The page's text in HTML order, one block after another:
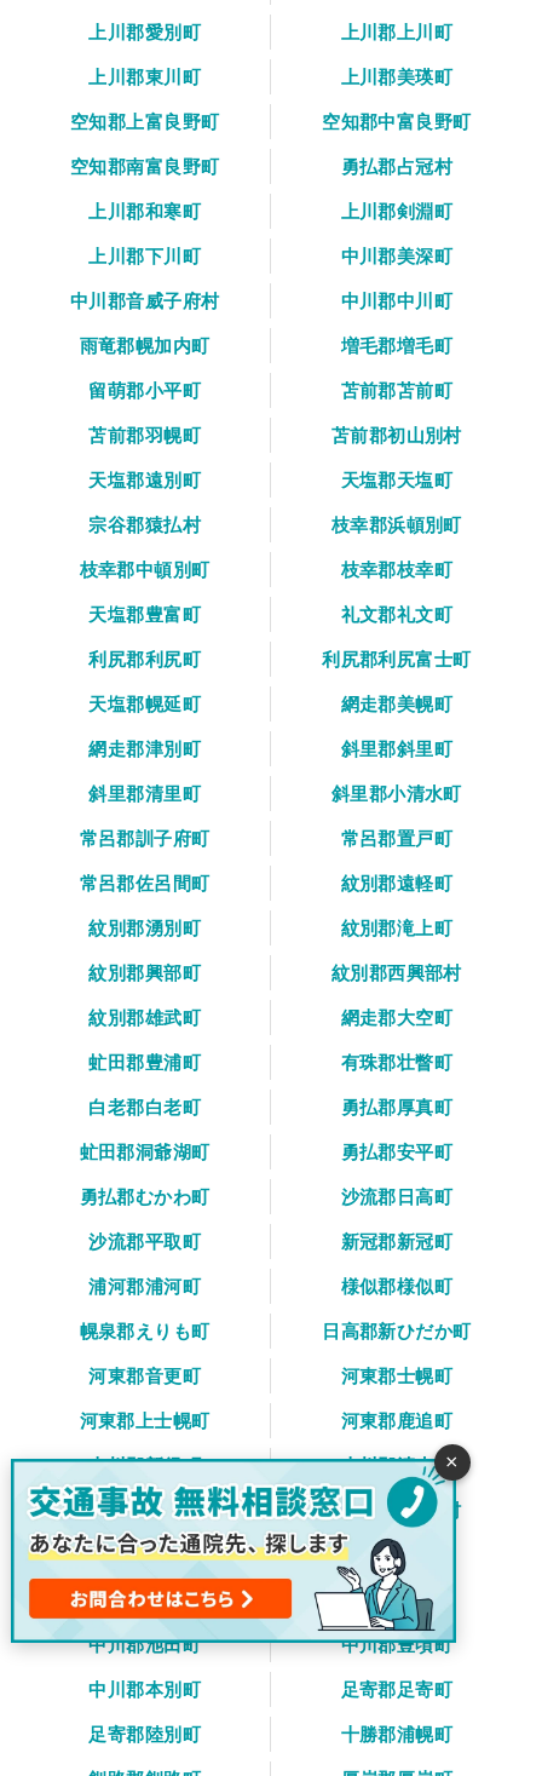
上川郡愛別町
上川郡上川町
上川郡東川町
上川郡美瑛町
空知郡上富良野町
空知郡中富良野町
空知郡南富良野町
勇払郡占冠村
上川郡和寒町
上川郡剣淵町
上川郡下川町
中川郡美深町
中川郡音威子府村
中川郡中川町
雨竜郡幌加内町
増毛郡増毛町
留萌郡小平町
苫前郡苫前町
苫前郡羽幌町
苫前郡初山別村
天塩郡遠別町
天塩郡天塩町
宗谷郡猿払村
枝幸郡浜頓別町
枝幸郡中頓別町
枝幸郡枝幸町
天塩郡豊富町
礼文郡礼文町
利尻郡利尻町
利尻郡利尻富士町
天塩郡幌延町
網走郡美幌町
網走郡津別町
斜里郡斜里町
斜里郡清里町
斜里郡小清水町
常呂郡訓子府町
常呂郡置戸町
常呂郡佐呂間町
紋別郡遠軽町
紋別郡湧別町
紋別郡滝上町
紋別郡興部町
紋別郡西興部村
紋別郡雄武町
網走郡大空町
虻田郡豊浦町
有珠郡壮瞥町
白老郡白老町
勇払郡厚真町
虻田郡洞爺湖町
勇払郡安平町
勇払郡むかわ町
沙流郡日高町
沙流郡平取町
新冠郡新冠町
浦河郡浦河町
様似郡様似町
幌泉郡えりも町
日高郡新ひだか町
河東郡音更町
河東郡士幌町
河東郡上士幌町
河東郡鹿追町
上川郡新得町
上川郡清水町
河西郡芽室町
河西郡中札内村
河西郡更別村
広尾郡大樹町
広尾郡広尾町
中川郡幕別町
中川郡池田町
中川郡豊頃町
中川郡本別町
足寄郡足寄町
足寄郡陸別町
十勝郡浦幌町
×